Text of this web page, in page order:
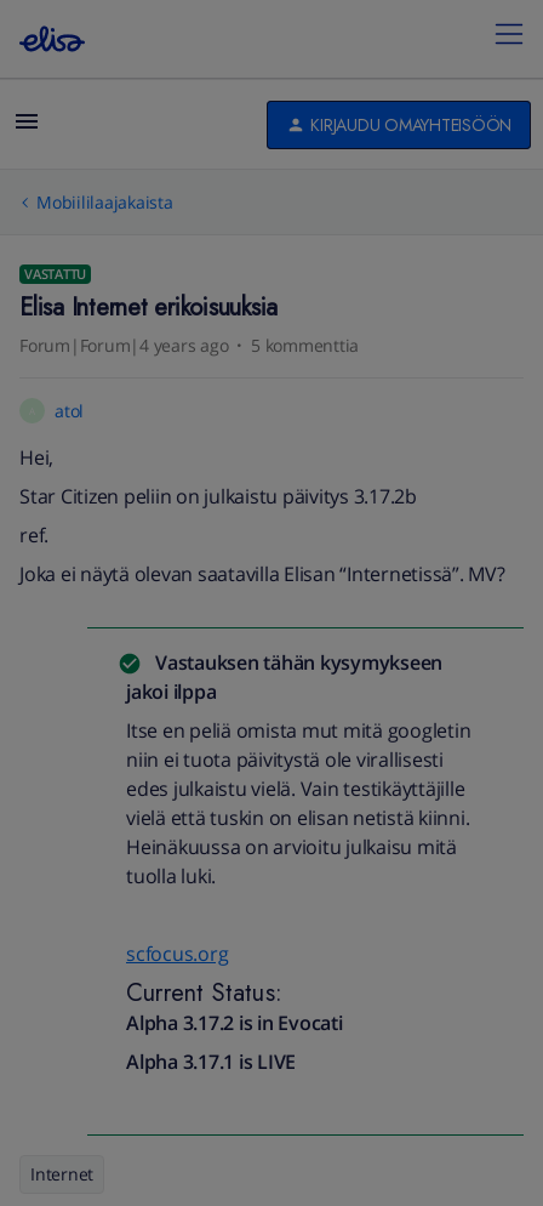
KIRJAUDU OMAYHTEISÖÖN
Mobiililaajakaista
VASTATTU
Elisa Internet erikoisuuksia
Forum|Forum|4 years ago 5 kommenttia
atol
Hei,
Star Citizen peliin on julkaistu päivitys 3.17.2b
ref.
Joka ei näytä olevan saatavilla Elisan “Internetissä”. MV?
Vastauksen tähän kysymykseen
jakoi ilppa
Itse en peliä omista mut mitä googletin
niin ei tuota päivitystä ole virallisesti
edes julkaistu vielä. Vain testikäyttäjille
vielä että tuskin on elisan netistä kiinni.
Heinäkuussa on arvioitu julkaisu mitä
tuolla luki.
scfocus.org
Current Status:
Alpha 3.17.2 is in Evocati
Alpha 3.17.1 is LIVE
Internet